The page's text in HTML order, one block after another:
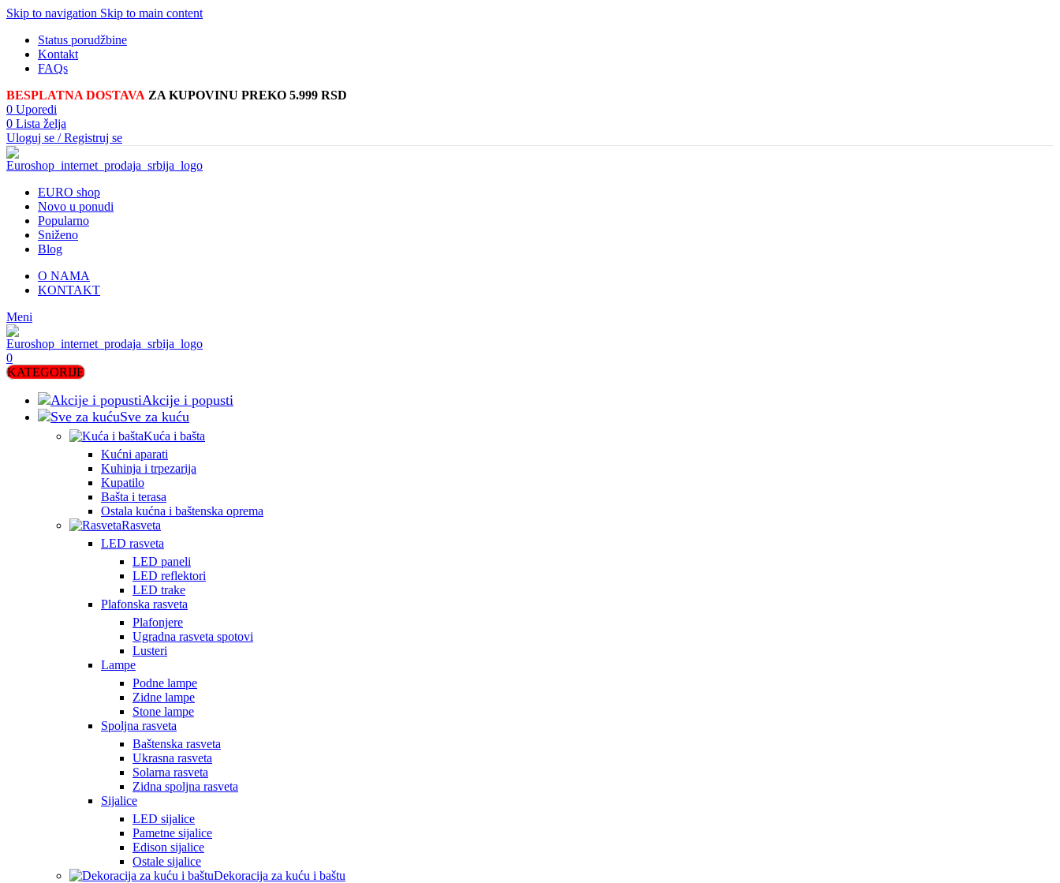
Skip to navigation Skip to main content
Status porudžbine
Kontakt
FAQs
BESPLATNA DOSTAVA ZA KUPOVINU PREKO 5.999 RSD
0 Uporedi
0 Lista želja
Uloguj se / Registruj se
EURO shop
Novo u ponudi
Popularno
Sniženo
Blog
O NAMA
KONTAKT
Meni
0
KATEGORIJE
Akcije i popusti
Sve za kuću
Kuća i bašta
Kućni aparati
Kuhinja i trpezarija
Kupatilo
Bašta i terasa
Ostala kućna i baštenska oprema
Rasveta
LED rasveta
LED paneli
LED reflektori
LED trake
Plafonska rasveta
Plafonjere
Ugradna rasveta spotovi
Lusteri
Lampe
Podne lampe
Zidne lampe
Stone lampe
Spoljna rasveta
Baštenska rasveta
Ukrasna rasveta
Solarna rasveta
Zidna spoljna rasveta
Sijalice
LED sijalice
Pametne sijalice
Edison sijalice
Ostale sijalice
Dekoracija za kuću i baštu